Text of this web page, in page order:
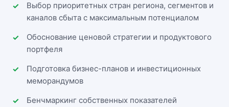
Выбор приоритетных стран региона, сегментов и
каналов сбыта с максимальным потенциалом
Обоснование ценовой стратегии и продуктового
портфеля
Подготовка бизнес-планов и инвестиционных
меморандумов
Бенчмаркинг собственных показателей